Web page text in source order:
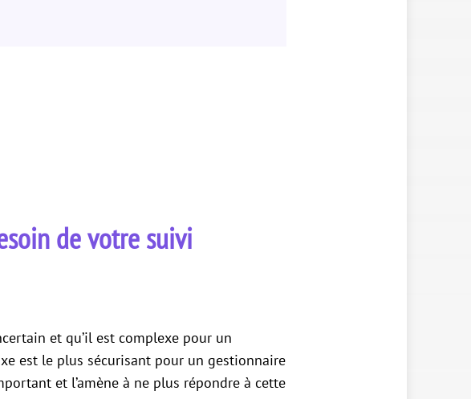
de votre suivi
et qu’il est complexe pour un
est le plus sécurisant pour un gestionnaire
et l’amène à ne plus répondre à cette